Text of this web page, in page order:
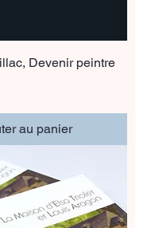
Devenir peintre
au panier